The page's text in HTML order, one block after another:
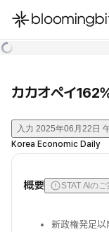
한국어
カカオペイ
入力 2025年06月22日
Korea Economic Daily
概要 STAT AIのご
新政権発足以